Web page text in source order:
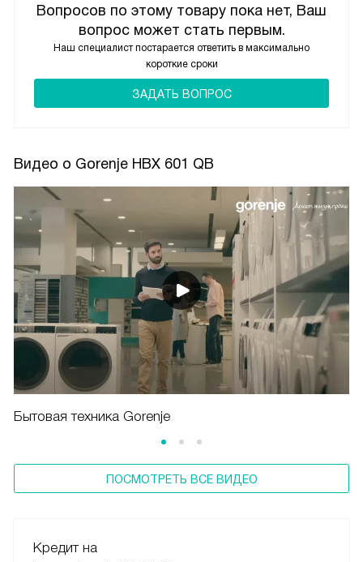
Вопросов по этому товару пока нет, Ваш
вопрос может стать первым.
Наш специалист постарается ответить в максимально
короткие сроки
ЗАДАТЬ ВОПРОС
Видео о Gorenje HBX 601 QB
Бытовая техника Gorenje
ПОСМОТРЕТЬ ВСЕ ВИДЕО
Кредит на